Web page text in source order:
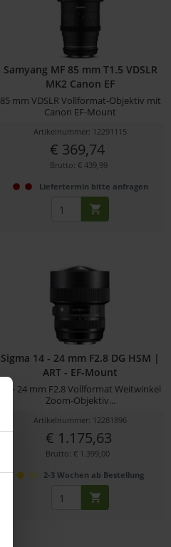
Samyang MF 85 mm T1.5 VDSLR
MK2 Canon EF
85 mm VDSLR Vollformat-Objektiv mit
Canon EF-Mount
Artikelnummer: 12291115
€ 369,74
Brutto: € 439,99
Liefertermin bitte anfragen
Sigma 14 - 24 mm F2.8 DG HSM |
ART - EF-Mount
14 - 24 mm F2.8 Vollformat Weitwinkel
Zoom-Objektiv...
Artikelnummer: 12281896
€ 1.175,63
Brutto: € 1.399,00
2-3 Wochen ab Bestellung